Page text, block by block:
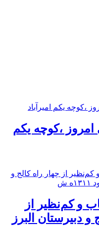
امروز ،کوچه یکم
و کم‌نظیر از
و دبيرستان البرز